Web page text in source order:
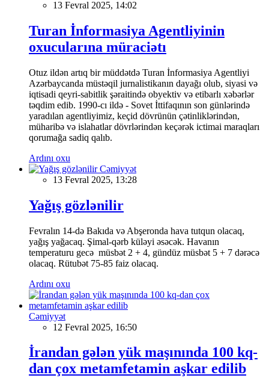
13 Fevral 2025, 14:02
Turan İnformasiya Agentliyinin
oxucularına müraciətı
Otuz ildən artıq bir müddətdə Turan İnformasiya Agentliyi
Azərbaycanda müstəqil jurnalistikanın dayağı olub, siyasi və
iqtisadi qeyri-sabitlik şəraitində obyektiv və etibarlı xəbərlər
təqdim edib. 1990-cı ildə - Sovet İttifaqının son günlərində
yaradılan agentliyimiz, keçid dövrünün çətinliklərindən,
müharibə və islahatlar dövrlərindən keçərək ictimai maraqları
qorumağa sadiq qalıb.
Ardını oxu
Cəmiyyət
13 Fevral 2025, 13:28
Yağış gözlənilir
Fevralın 14-də Bakıda və Abşeronda hava tutqun olacaq,
yağış yağacaq. Şimal-qərb küləyi əsəcək. Havanın
temperaturu gecə müsbət 2 + 4, gündüz müsbət 5 + 7 dərəcə
olacaq. Rütubət 75-85 faiz olacaq.
Ardını oxu
Cəmiyyət
12 Fevral 2025, 16:50
İrandan gələn yük maşınında 100 kq-
dan çox metamfetamin aşkar edilib